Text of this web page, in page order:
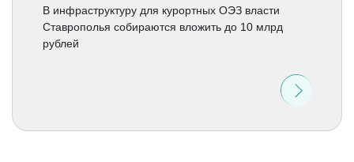
В инфраструктуру для курортных ОЭЗ власти
Ставрополья собираются вложить до 10 млрд
рублей